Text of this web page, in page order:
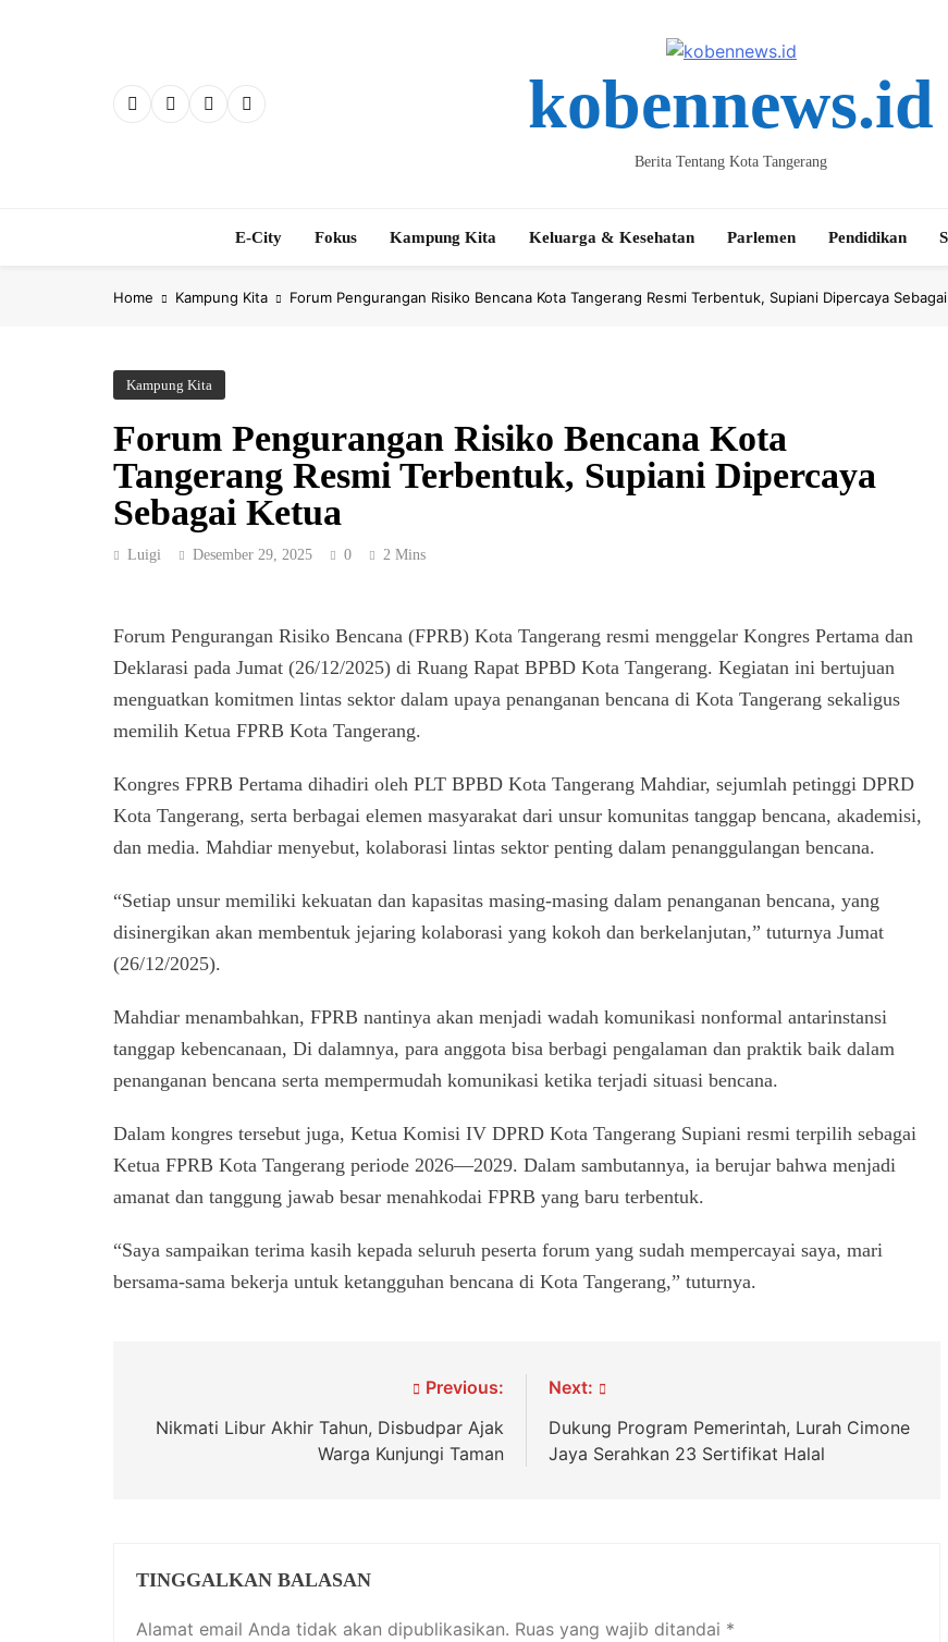
kobennews.id
Berita Tentang Kota Tangerang
E-City Fokus Kampung Kita Keluarga & Kesehatan Parlemen Pendidikan
Home Kampung Kita Forum Pengurangan Risiko Bencana Kota Tangerang Resmi Terbentuk, Supiani Dipercaya
Kampung Kita
Forum Pengurangan Risiko Bencana Kota
Tangerang Resmi Terbentuk, Supiani Dipercaya
Sebagai Ketua
Luigi Desember 29, 2025 0 2 Mins
Forum Pengurangan Risiko Bencana (FPRB) Kota Tangerang resmi menggelar Kongres Pertama dan
Deklarasi pada Jumat (26/12/2025) di Ruang Rapat BPBD Kota Tangerang. Kegiatan ini bertujuan
menguatkan komitmen lintas sektor dalam upaya penanganan bencana di Kota Tangerang sekaligus
memilih Ketua FPRB Kota Tangerang.
Kongres FPRB Pertama dihadiri oleh PLT BPBD Kota Tangerang Mahdiar, sejumlah petinggi DPRD
Kota Tangerang, serta berbagai elemen masyarakat dari unsur komunitas tanggap bencana, akademisi,
dan media. Mahdiar menyebut, kolaborasi lintas sektor penting dalam penanggulangan bencana.
“Setiap unsur memiliki kekuatan dan kapasitas masing-masing dalam penanganan bencana, yang
disinergikan akan membentuk jejaring kolaborasi yang kokoh dan berkelanjutan,” tuturnya Jumat
(26/12/2025).
Mahdiar menambahkan, FPRB nantinya akan menjadi wadah komunikasi nonformal antarinstansi
tanggap kebencanaan, Di dalamnya, para anggota bisa berbagi pengalaman dan praktik baik dalam
penanganan bencana serta mempermudah komunikasi ketika terjadi situasi bencana.
Dalam kongres tersebut juga, Ketua Komisi IV DPRD Kota Tangerang Supiani resmi terpilih sebagai
Ketua FPRB Kota Tangerang periode 2026—2029. Dalam sambutannya, ia berujar bahwa menjadi
amanat dan tanggung jawab besar menahkodai FPRB yang baru terbentuk.
“Saya sampaikan terima kasih kepada seluruh peserta forum yang sudah mempercayai saya, mari
bersama-sama bekerja untuk ketangguhan bencana di Kota Tangerang,” tuturnya.
pos
Previous:
Nikmati Libur Akhir Tahun, Disbudpar Ajak
Warga Kunjungi Taman
Next:
Dukung Program Pemerintah, Lurah Cimone
Jaya Serahkan 23 Sertifikat Halal
TINGGALKAN BALASAN
Alamat email Anda tidak akan dipublikasikan. Ruas yang wajib ditandai *